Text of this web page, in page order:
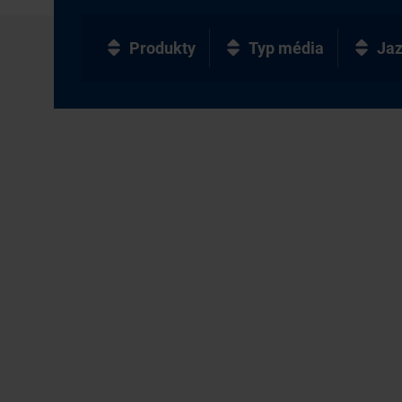
Produkty Typ média